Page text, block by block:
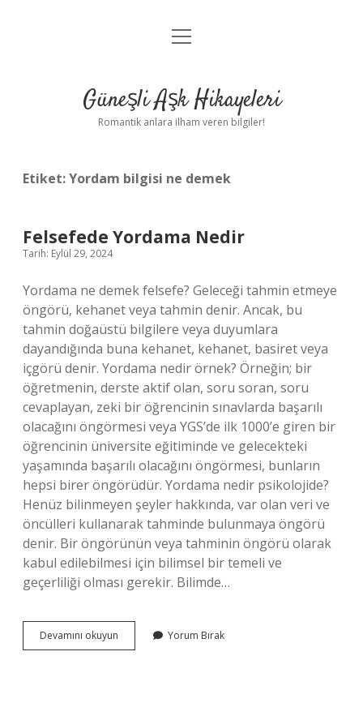
Anasayfa
Yasal Uyarı
menüyü
Güneşli Aşk Hikayeleri
Romantik anlara ilham veren bilgiler!
Etiket:Yordam bilgisi ne demek
Felsefede Yordama Nedir
Tarih: Eylül 29, 2024
Yordama ne demek felsefe? Geleceği tahmin etmeye
öngörü, kehanet veya tahmin denir. Ancak, bu
tahmin doğaüstü bilgilere veya duyumlara
dayandığında buna kehanet, kehanet, basiret veya
içgörü denir. Yordama nedir örnek? Örneğin; bir
öğretmenin, derste aktif olan, soru soran, soru
cevaplayan, zeki bir öğrencinin sınavlarda başarılı
olacağını öngörmesi veya YGS’de ilk 1000’e giren bir
öğrencinin üniversite eğitiminde ve gelecekteki
yaşamında başarılı olacağını öngörmesi, bunların
hepsi birer öngörüdür. Yordama nedir psikolojide?
Henüz bilinmeyen şeyler hakkında, var olan veri ve
öncülleri kullanarak tahminde bulunmaya öngörü
denir. Bir öngörünün veya tahminin öngörü olarak
kabul edilebilmesi için bilimsel bir temeli ve
geçerliliği olması gerekir. Bilimde…
Devamını okuyun Felsefede
Yordama
Yorum Bırak